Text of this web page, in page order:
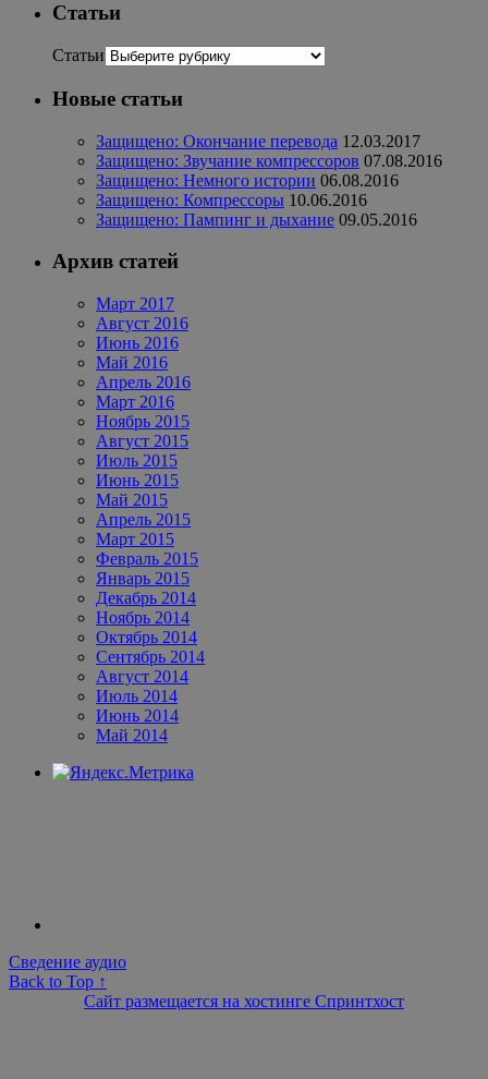
Статьи
Статьи
Новые статьи
Защищено: Окончание перевода 12.03.2017
Защищено: Звучание компрессоров 07.08.2016
Защищено: Немного истории 06.08.2016
Защищено: Компрессоры 10.06.2016
Защищено: Пампинг и дыхание 09.05.2016
Архив статей
Март 2017
Август 2016
Июнь 2016
Май 2016
Апрель 2016
Март 2016
Ноябрь 2015
Август 2015
Июль 2015
Июнь 2015
Май 2015
Апрель 2015
Март 2015
Февраль 2015
Январь 2015
Декабрь 2014
Ноябрь 2014
Октябрь 2014
Сентябрь 2014
Август 2014
Июль 2014
Июнь 2014
Май 2014
Сведение аудио
Back to Top ↑
Сайт размещается на хостинге Спринтхост